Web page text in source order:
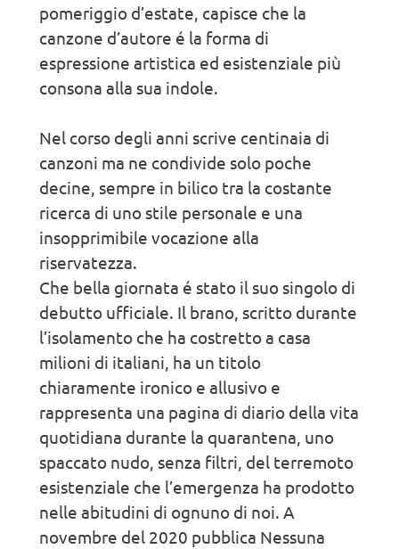
pomeriggio d’estate, capisce che la
canzone d’autore é la forma di
espressione artistica ed esistenziale più
consona alla sua indole.
Nel corso degli anni scrive centinaia di
canzoni ma ne condivide solo poche
decine, sempre in bilico tra la costante
ricerca di uno stile personale e una
insopprimibile vocazione alla
riservatezza.
Che bella giornata é stato il suo singolo di
debutto ufficiale. Il brano, scritto durante
l’isolamento che ha costretto a casa
milioni di italiani, ha un titolo
chiaramente ironico e allusivo e
rappresenta una pagina di diario della vita
quotidiana durante la quarantena, uno
spaccato nudo, senza filtri, del terremoto
esistenziale che l’emergenza ha prodotto
nelle abitudini di ognuno di noi. A
novembre del 2020 pubblica Nessuna